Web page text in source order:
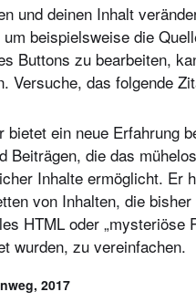
und deinen Inhalt
beispielsweise die
Buttons zu bearbeiten,
Versuche, das folgende
bietet ein neue Erfahrung
Beiträgen, die das
Inhalte ermöglicht. Er
von Inhalten, die
HTML oder „mysteriöse
wurden, zu vereinfachen.
2017